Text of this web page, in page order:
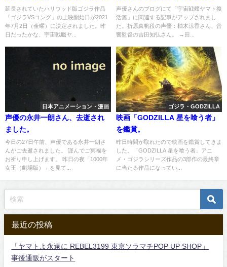
タル化へ
延長されていたハリウッド版ゴジラ作品
「ゴジラVSコング」の上映開始日が2021
年7月2日（金曜）に決定されました。昨
日だったかな、宇宙戦艦ヤ...
た
声優さんのブログにて「宇宙戦艦ヤマト復
活篇」に関連する記事がアップされまし
た。折原真帆役の声優：柚木涼香さん、音
響監督の吉田知弘さん。 →田...
日本アニメーション・漫画
声優の永井一朗さん、去逝され
ました。
今日の27日午前、声優である永井一朗さ
んがご去逝されました。 謹んでご冥福を
お祈り申し上げます。 昨日の夜「1000年
女王（劇場版）」を見て...
ゴジラ・GODZILLA
映画「GODZILLA 星を喰う者」
を鑑賞。
昨日時間が取れたので映画を鑑賞してきま
した。「GODZILLA 星を喰う者」アニ
メ・ゴジラシリーズ作品の3部作の最終章
に当たる作品になってい...
最近の投稿
「ヤマトよ永遠に REBEL3199 東京ソラマチPOP UP SHOP」
事後通販がスタート